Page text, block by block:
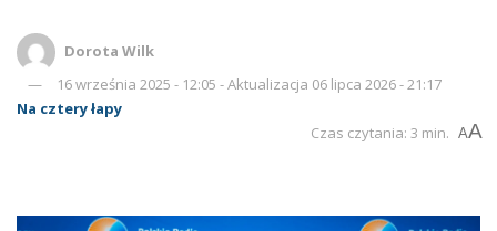
Dorota Wilk
16 września 2025 - 12:05 - Aktualizacja 06 lipca 2026 - 21:17
Na cztery łapy
Czas czytania: 3 min. AA